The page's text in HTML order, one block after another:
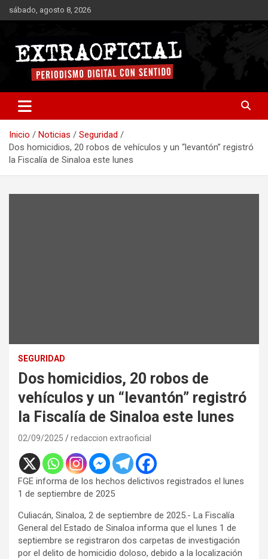
Saltar
al
sábado, agosto 8, 2026
Extraoficial
Inicio Noticias
Seguridad
Dos homicidios, 20 robos de vehículos y un “levantón” registró
la Fiscalía de Sinaloa este lunes
SEGURIDAD
Dos homicidios, 20 robos de
vehículos y un “levantón” registró
la Fiscalía de Sinaloa este lunes
02/09/2025 redaccion extraoficial
FGE informa de los hechos delictivos registrados el lunes
1 de septiembre de 2025
Culiacán, Sinaloa, 2 de septiembre de 2025.- La Fiscalía
General del Estado de Sinaloa informa que el lunes 1 de
septiembre se registraron dos carpetas de investigación
por el delito de homicidio doloso, debido a la localización